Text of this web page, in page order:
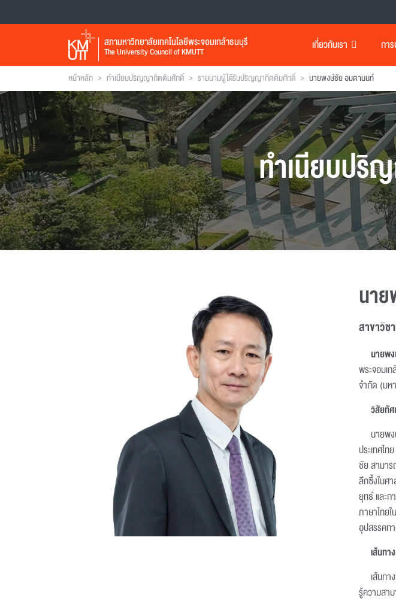
สภามหาวิทยาลัยเทคโนโลยีพระจอมเกล้าธนบุรี
The University Council of KMUTT เกี่ยวกับเรา กา
หน้าหลัก > ทำเนียบปริญญากิตติมศักดิ์ > รายนามผู้ได้รับปริญญากิตติมศักดิ์ > นายพงษ์ชัย อมตานนท์
ทำเนียบป
นา
สาขาวิช
นายพ
พระจอมเ
จำกัด (มห
วิสัยทัศ
นายพ
ประเทศไ
ชัย สามาร
ลึกซึ้งในศ
ยุทธ์ และก
ภาษาไทย
อุปสรรคท
เส้นทา
เส้นท
รู้ความสา